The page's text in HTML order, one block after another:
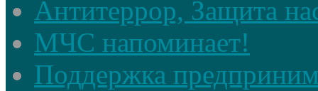
Антитеррор, Защита
МЧС напоминает!
Поддержка